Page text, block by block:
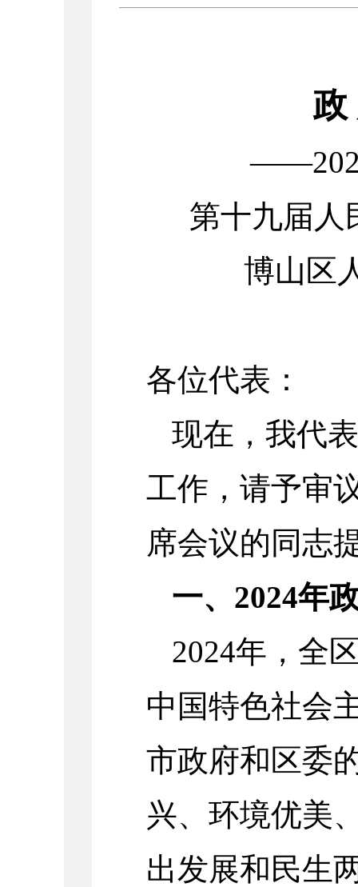
政
第十九届人
博山区
各位代表：
现在，我代
工作，请予审
席会议的同志
一、2024年
2024年，全
中国特色社会
市政府和区委
兴、环境优美
出发展和民生